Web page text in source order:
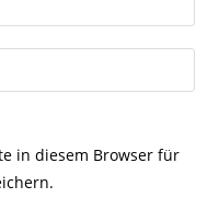
in diesem Browser für